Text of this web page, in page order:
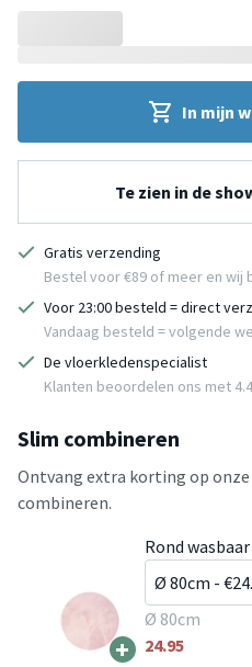
In mijn
Te zien in de
Gratis verzending
Bestel voor €89 of meer en
Voor 23:00 besteld = direct
Vandaag besteld = volgende
De vloerkledenspecialist
Klanten beoordelen ons met 4.4 /
Slim combineren
Ontvang extra korting op
combineren.
+
Rond
Ø 80cm
24.95